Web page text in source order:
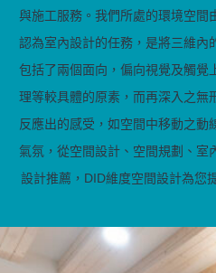
與施工服務。我們所處的環境空間
認為室內設計的任務，是將三維內
包括了兩個面向，偏向視覺及觸覺
理等較具體的原素，而再深入之無
反應出的感受，如空間中移動之動
氣氛，從空間設計、空間規劃、室
設計推薦，DID維度空間設計為您